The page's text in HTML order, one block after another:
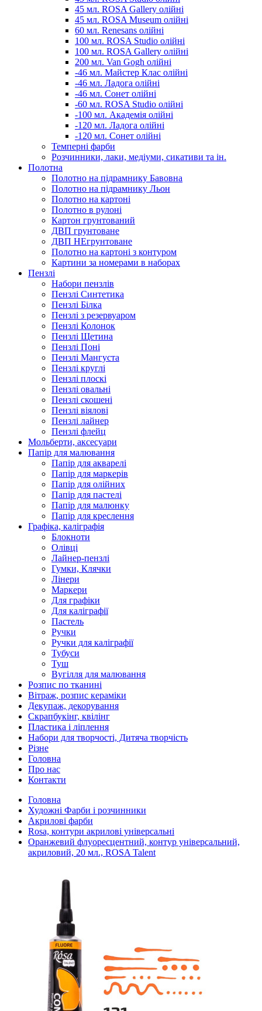
45 мл. ROSA Gallery олійні
45 мл. ROSA Museum олійні
60 мл. Renesans олійні
100 мл. ROSA Studio олійні
100 мл. ROSA Gallery олійні
200 мл. Van Gogh олійні
-46 мл. Майстер Клас олійні
-46 мл. Ладога олійні
-46 мл. Сонет олійні
-60 мл. ROSA Studio олійні
-100 мл. Академія олійні
-120 мл. Ладога олійні
-120 мл. Сонет олійні
Темперні фарби
Розчинники, лаки, медіуми, сикативи та ін.
Полотна
Полотно на підрамнику Бавовна
Полотно на підрамнику Льон
Полотно на картоні
Полотно в рулоні
Картон грунтований
ДВП грунтоване
ДВП НЕгрунтоване
Полотно на картоні з контуром
Картини за номерами в наборах
Пензлі
Набори пензлів
Пензлі Синтетика
Пензлі Білка
Пензлі з резервуаром
Пензлі Колонок
Пензлі Щетина
Пензлі Поні
Пензлі Мангуста
Пензлі круглі
Пензлі плоскі
Пензлі овальні
Пензлі скошені
Пензлі віялові
Пензлі лайнер
Пензлі флейц
Мольберти, аксесуари
Папір для малювання
Папір для акварелі
Папір для маркерів
Папір для олійних
Папір для пастелі
Папір для малюнку
Папір для креслення
Графіка, каліграфія
Блокноти
Олівці
Лайнер-пензлі
Гумки, Клячки
Лінери
Маркери
Для графіки
Для каліграфії
Пастель
Ручки
Ручки для каліграфії
Тубуси
Туш
Вугілля для малювання
Розпис по тканині
Вітраж, розпис кераміки
Декупаж, декорування
Скрапбукінг, квілінг
Пластика і ліплення
Набори для творчості, Дитяча творчість
Різне
Головна
Про нас
Контакти
Головна
Художні Фарби і розчинники
Акрилові фарби
Rosa, контури акрилові універсальні
Оранжевий флуоресцентний, контур універсальний,
акриловий, 20 мл., ROSA Talent